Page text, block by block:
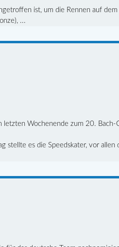
ist, um die Rennen auf dem
...
Wochenende zum 20. Bach-
stellte es die Speedskater, vor allen